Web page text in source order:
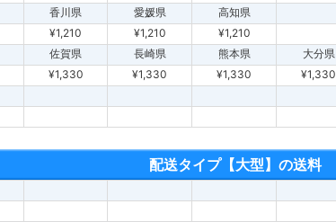
香川県 愛媛県
高知県
¥1,210 ¥1,210 ¥1,210
佐賀県 長崎県 熊本県 大分県
¥1,330 ¥1,330 ¥1,330 ¥1,330
配送タイプ【大型】の送料